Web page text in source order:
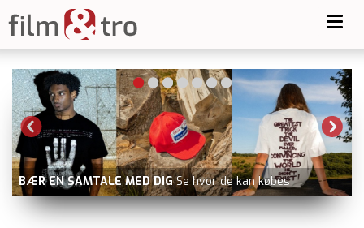
BÆR EN SAMTALE MED DIG Se hvor de kan købes